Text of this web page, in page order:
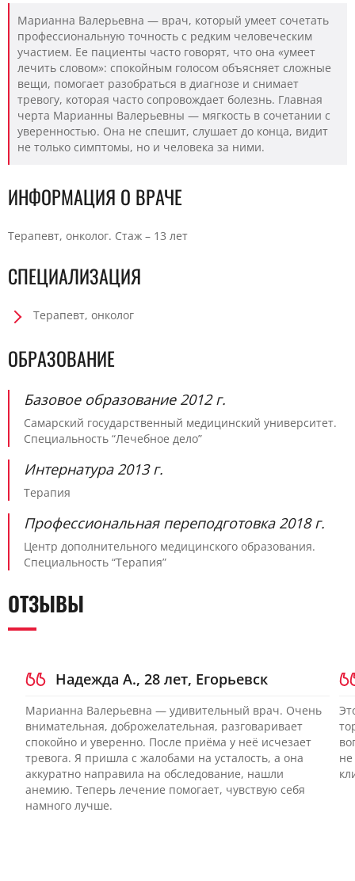
Марианна Валерьевна — врач, который умеет сочетать
профессиональную точность с редким человеческим
участием. Ее пациенты часто говорят, что она «умеет
лечить словом»: спокойным голосом объясняет сложные
вещи, помогает разобраться в диагнозе и снимает
тревогу, которая часто сопровождает болезнь. Главная
черта Марианны Валерьевны — мягкость в сочетании с
уверенностью. Она не спешит, слушает до конца, видит
не только симптомы, но и человека за ними.
ИНФОРМАЦИЯ О ВРАЧЕ
Терапевт, онколог. Стаж – 13 лет
СПЕЦИАЛИЗАЦИЯ
Терапевт, онколог
ОБРАЗОВАНИЕ
Базовое образование 2012 г.
Самарский государственный медицинский университет.
Специальность “Лечебное дело”
Интернатура 2013 г.
Терапия
Профессиональная переподготовка 2018 г.
Центр дополнительного медицинского образования.
Специальность “Терапия”
ОТЗЫВЫ
Надежда А., 28 лет, Егорьевск
Марианна Валерьевна — удивительный врач. Очень
внимательная, доброжелательная, разговаривает
спокойно и уверенно. После приёма у неё исчезает
тревога. Я пришла с жалобами на усталость, а она
аккуратно направила на обследование, нашли
анемию. Теперь лечение помогает, чувствую себя
намного лучше.